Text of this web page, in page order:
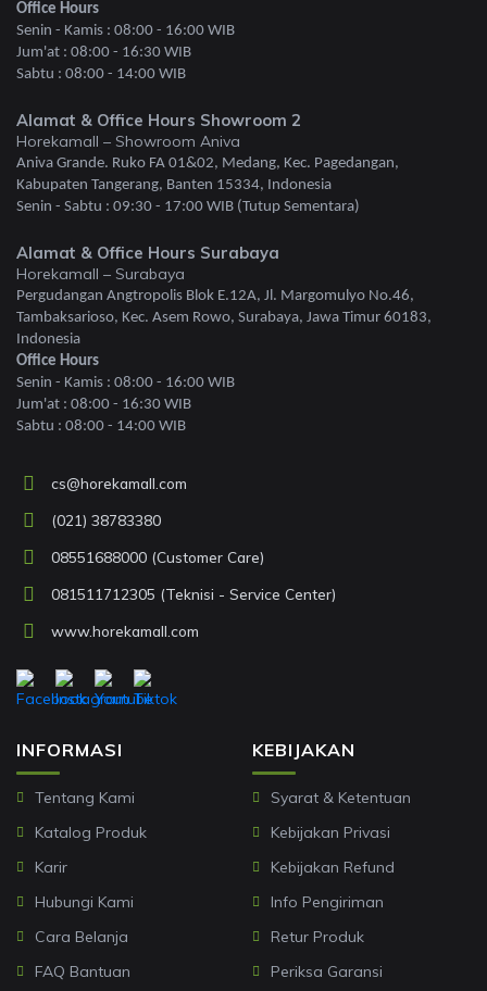
Office Hours
Senin - Kamis : 08:00 - 16:00 WIB
Jum'at : 08:00 - 16:30 WIB
Sabtu : 08:00 - 14:00 WIB
Alamat & Office Hours Showroom 2
Horekamall – Showroom Aniva
Aniva Grande. Ruko FA 01&02, Medang, Kec. Pagedangan,
Kabupaten Tangerang, Banten 15334, Indonesia
Senin - Sabtu : 09:30 - 17:00 WIB (Tutup Sementara)
Alamat & Office Hours Surabaya
Horekamall – Surabaya
Pergudangan Angtropolis Blok E.12A, Jl. Margomulyo No.46,
Tambaksarioso, Kec. Asem Rowo, Surabaya, Jawa Timur 60183,
Indonesia
Office Hours
Senin - Kamis : 08:00 - 16:00 WIB
Jum'at : 08:00 - 16:30 WIB
Sabtu : 08:00 - 14:00 WIB
INFORMASI
Tentang Kami
Katalog Produk
Karir
Hubungi Kami
Cara Belanja
FAQ Bantuan
KEBIJAKAN
Syarat & Ketentuan
Kebijakan Privasi
Kebijakan Refund
Info Pengiriman
Retur Produk
Periksa Garansi
cs@horekamall.com
(021) 38783380
08551688000 (Customer Care)
081511712305 (Teknisi - Service Center)
www.horekamall.com